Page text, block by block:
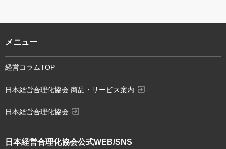
日本経営合理化協会公式WEB/SNS
メニュー
経営コラムTOP
日本経営合理化協会 商品・サービス案内 exit_to_app
日本経営合理化協会 exit_to_app